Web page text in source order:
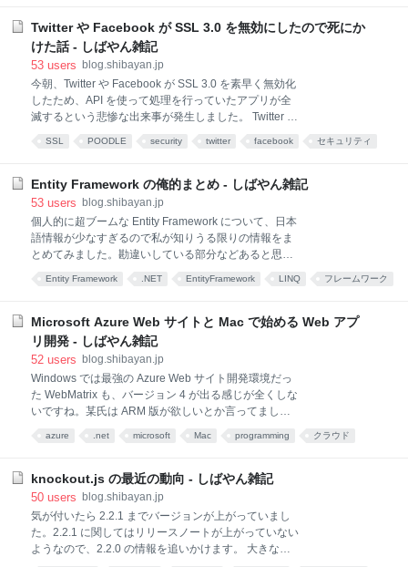
リフレッシュしていかないといけないですね。ちょっ
とポエム臭くなってきたけど、割と中身は真面目に。
さて、障害の継続時間は 2 時間ぐらいでしたが、例に
Azure サービスが影響を受けました。障害発生中の
Azure Status はこんな感じでした。 Azure の Storage
はご存知のように Blob / Table / Queue / Disk / File と
いった、各サービ
Twitter や Facebook が SSL 3.0 を無効にしたので死にか
けた話 - しばやん雑記
53 users blog.shibayan.jp
今朝、Twitter や Facebook が SSL 3.0 を素早く無効化
したため、API を使って処理を行っていたアプリが全
滅するという悲惨な出来事が発生しました。 Twitter や
とかの初期化コードに以下のような設定を書いている
ServicePointManager.SecurityProtocol =
SecurityProtocolType.Ssl3; 実際に twitter.com へアク
セスするコードを書くと、見事に例外が投げられま
す。 SSL 3.0 は無効化されているので、チャネルを作
れないのは当たり前と言えば当たり前です。 ちなみに
は成功します。 当然ながら、何も指定してい
SSL POODLE security twitter facebook セキュリティ
Entity Framework の俺的まとめ - しばやん雑記
53 users blog.shibayan.jp
個人的に超ブームな Entity Framework について、日本
語情報が少なすぎるので私が知りうる限りの情報をま
とめてみました。勘違いしている部分などあると思う
す。 Entity Framework とは .NET Framework 3.5 SP1
正式には ADO.NET Entity Framework と言います。 早
い話が O/R マッパーなのですが、.NET 3.5 で追加され
た LINQ to SQL よりも洗練されたフレームワークとな
（Expression Trees）から Transact-SQL を生成して
いたのに対して、Entity Framework では Entity SQL と
呼ばれる SQL ライクなクエリ
Entity Framework .NET EntityFramework LINQ フレームワーク
Microsoft Azure Web サイトと Mac で始める Web アプ
リ開発 - しばやん雑記
52 users blog.shibayan.jp
Windows では最強の Azure Web サイト開発環境だっ
た WebMatrix も、バージョン 4 が出る感じが全くしな
いですね。某氏は ARM 版が欲しいとか言ってました
サイトのアプリケーションギャラリーと Visual Studio
る機能をブラウザだけで行えるようになりました。な
ので Surface RT / 2 などの ARM マシンでもブラウザ
が動作すれば、簡単にアプリケーションの開発が行え
るようになりました。 そこで、今回は Mac だけを使
って開発を行ってみたいと思います。 Azure Web サイ
azure .net microsoft Mac programming クラウド
knockout.js の最近の動向 - しばやん雑記
50 users blog.shibayan.jp
気が付いたら 2.2.1 までバージョンが上がっていまし
た。2.2.1 に関してはリリースノートが上がっていない
ようなので、2.2.0 の情報を追いかけます。 大きなと